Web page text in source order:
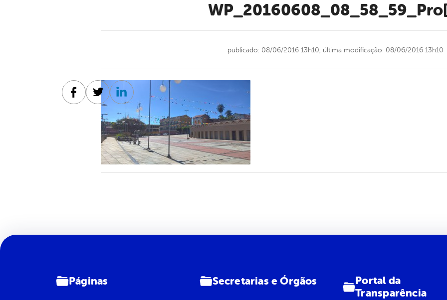
publicado: 08/06/2016 13h10, última modificação: 08/06/2016 13h10
Facebook
TwitterLinkedin
Páginas Secretarias e Órgãos
Portal da
Transparência